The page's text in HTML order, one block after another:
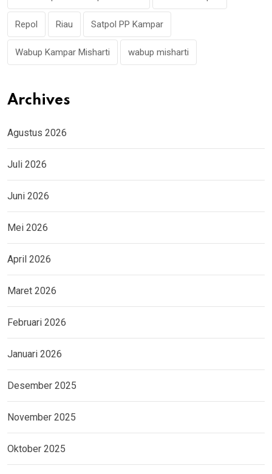
Repol Riau Satpol PP Kampar
Wabup Kampar Misharti wabup misharti
Archives
Agustus 2026
Juli 2026
Juni 2026
Mei 2026
April 2026
Maret 2026
Februari 2026
Januari 2026
Desember 2025
November 2025
Oktober 2025